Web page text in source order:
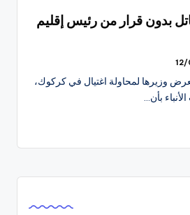
بدون قرار من رئيس إقليم
12/
وزيرها لمحاولة اغتيال في كركوك،
بأن…